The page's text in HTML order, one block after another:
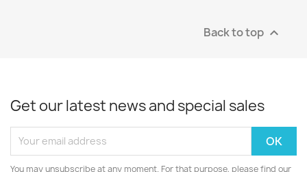
Back to top 
Get our latest news and special sales
You may unsubscribe at any moment. For that purpose, please find our